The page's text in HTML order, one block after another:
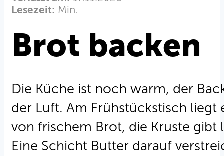
Lesezeit: Min.
Brot backen
Die Küche ist noch warm, der
der Luft. Am Frühstückstisch
von frischem Brot, die Kruste
Eine Schicht Butter darauf